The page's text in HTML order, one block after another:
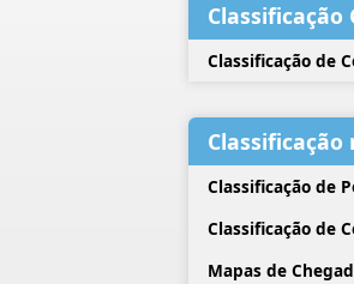
Classificação
Classificação de
Classificação
Classificação de
Classificação de
Mapas de